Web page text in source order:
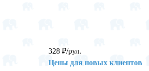
328₽/рул.
Цены для новых клиентов